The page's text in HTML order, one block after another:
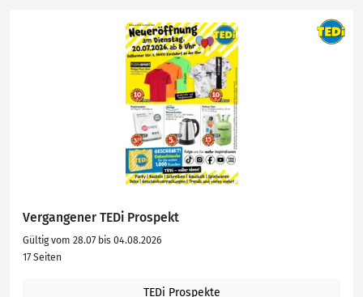
Vergangener TEDi Prospekt
Gültig vom 28.07 bis 04.08.2026
17 Seiten
TEDi Prospekte